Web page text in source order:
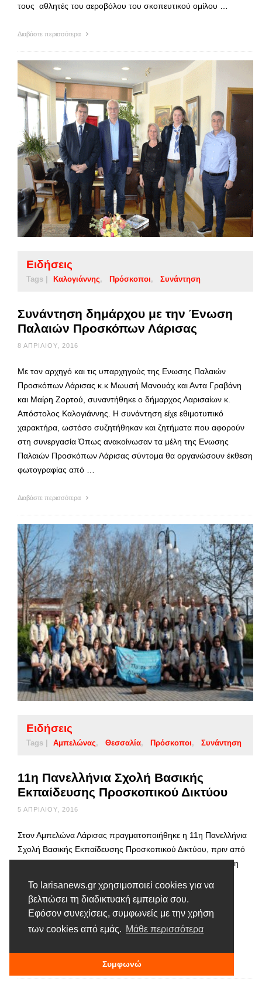
Το larisanews.gr χρησιμοποιεί cookies για να
βελτιώσει τη διαδικτυακή εμπειρία σου.
Εφόσον συνεχίσεις, συμφωνείς με την χρήση
των cookies από εμάς. Μάθε περισσότερα
Συμφωνώ
τους αθλητές του αεροβόλου του σκοπευτικού ομίλου …
Διαβάστε περισσότερα
Ειδήσεις
Tags | Καλογιάννης Πρόσκοποι Συνάντηση
Συνάντηση δημάρχου με την Ένωση
Παλαιών Προσκόπων Λάρισας
8 ΑΠΡΙΛΊΟΥ, 2016
Με τον αρχηγό και τις υπαρχηγούς της Ενωσης Παλαιών
Προσκόπων Λάρισας κ.κ Μωυσή Μανουάχ και Αντα Γραβάνη
και Μαίρη Ζορτού, συναντήθηκε ο δήμαρχος Λαρισαίων κ.
Απόστολος Καλογιάννης. Η συνάντηση είχε εθιμοτυπικό
χαρακτήρα, ωστόσο συζητήθηκαν και ζητήματα που αφορούν
στη συνεργασία Όπως ανακοίνωσαν τα μέλη της Ενωσης
Παλαιών Προσκόπων Λάρισας σύντομα θα οργανώσουν έκθεση
φωτογραφίας από …
Διαβάστε περισσότερα
Ειδήσεις
Tags | Αμπελώνας Θεσσαλία Πρόσκοποι Συνάντηση
11η Πανελλήνια Σχολή Βασικής
Εκπαίδευσης Προσκοπικού Δικτύου
5 ΑΠΡΙΛΊΟΥ, 2016
Στον Αμπελώνα Λάρισας πραγματοποιήθηκε η 11η Πανελλήνια
Σχολή Βασικής Εκπαίδευσης Προσκοπικού Δικτύου, πριν από
μερικές ημέρες και την παρακολούθησαν 26 ενήλικα στελέχη
Κρήτη, Σκόπελο, Ιωάννινα, Χίο, Λάρισα, Θεσσαλονίκη και
Πάτρα. με αρχηγό σχολής τον Γιάννη Δρη Έφορο Κλάδου
Προσκοπικού Δικτύου της Γενικής Εφορείας. Η σχολή
φιλοξενήθηκε στο χώρο …